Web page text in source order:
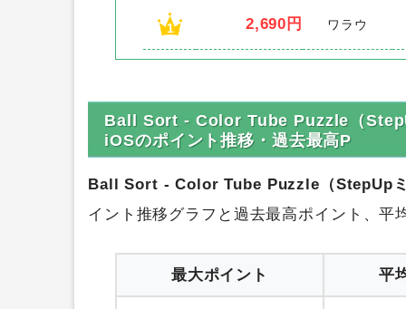
1 2,690円 ワラウ
Ball Sort - Color Tube Puzzle（
iOSのポイント推移・過去最高P
Ball Sort - Color Tube Puzzle（StepUp
イント推移グラフと過去最高ポイント、平
最大ポイント 平